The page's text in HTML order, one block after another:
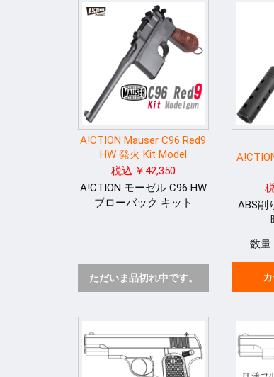
A!CTION Mauser C96 Red9
HW 発火 Kit Model
税込:￥42,350
A!CTION モーゼル C96 HW
ブローバック キット
ただいま品切れ中です。
ABS削
数量